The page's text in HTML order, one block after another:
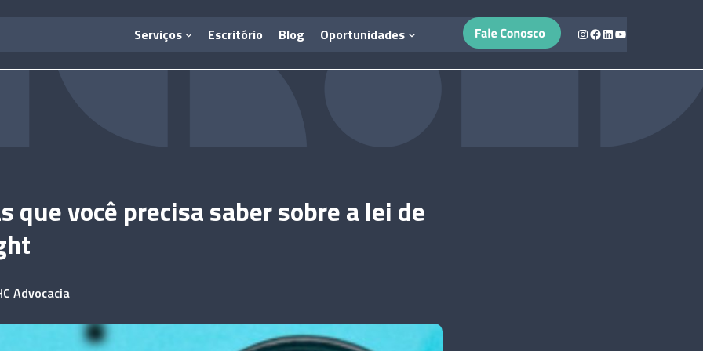
Serviços Escritório Blog Oportunidades Instagram
Facebook
LinkedIn
Youtube
que você precisa saber sobre a lei de
Advocacia